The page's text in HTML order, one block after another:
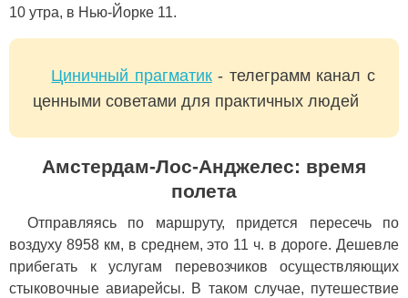
10 утра, в Нью-Йорке 11.
Циничный прагматик- телеграмм канал с
ценными советами для практичных людей
Амстердам-Лос-Анджелес: время
полета
Отправляясь по маршруту, придется пересечь по
воздуху 8958 км, в среднем, это 11 ч. в дороге. Дешевле
прибегать к услугам перевозчиков осуществляющих
стыковочные авиарейсы. В таком случае, путешествие